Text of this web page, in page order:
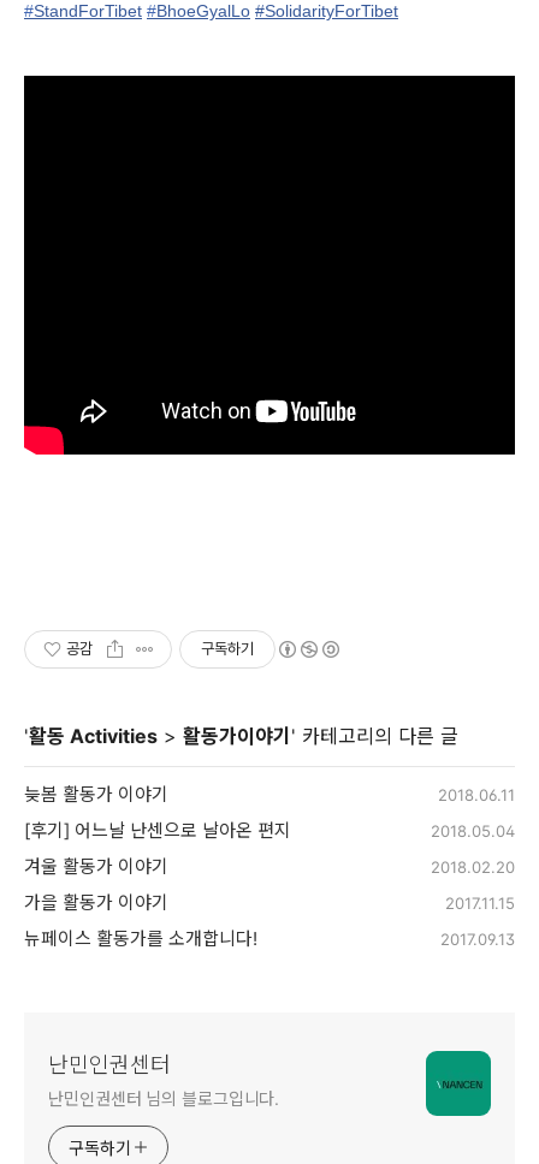
#StandForTibet #BhoeGyalLo #SolidarityForTibet
공감 구독하기
'활동 Activities > 활동가이야기 ' 카테고리의 다른 글
늦봄 활동가 이야기 2018.06.11
[후기] 어느날 난센으로 날아온 편지 2018.05.04
겨울 활동가 이야기 2018.02.20
가을 활동가 이야기 2017.11.15
뉴페이스 활동가를 소개합니다! 2017.09.13
난민인권센터
난민인권센터 님의 블로그입니다.
구독하기